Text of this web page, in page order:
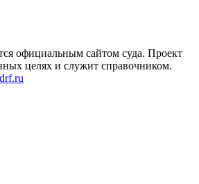
официальным сайтом суда. Проект
целях и служит справочником.